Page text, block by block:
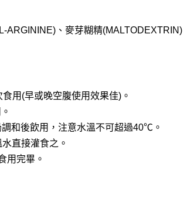
ARGININE)、麥芽糊精(MALTODEXTRIN)
用(早或晚空腹使用效果佳)。
和後飲用，注意水溫不可超過40℃。
直接灌食之。
用完畢。
)